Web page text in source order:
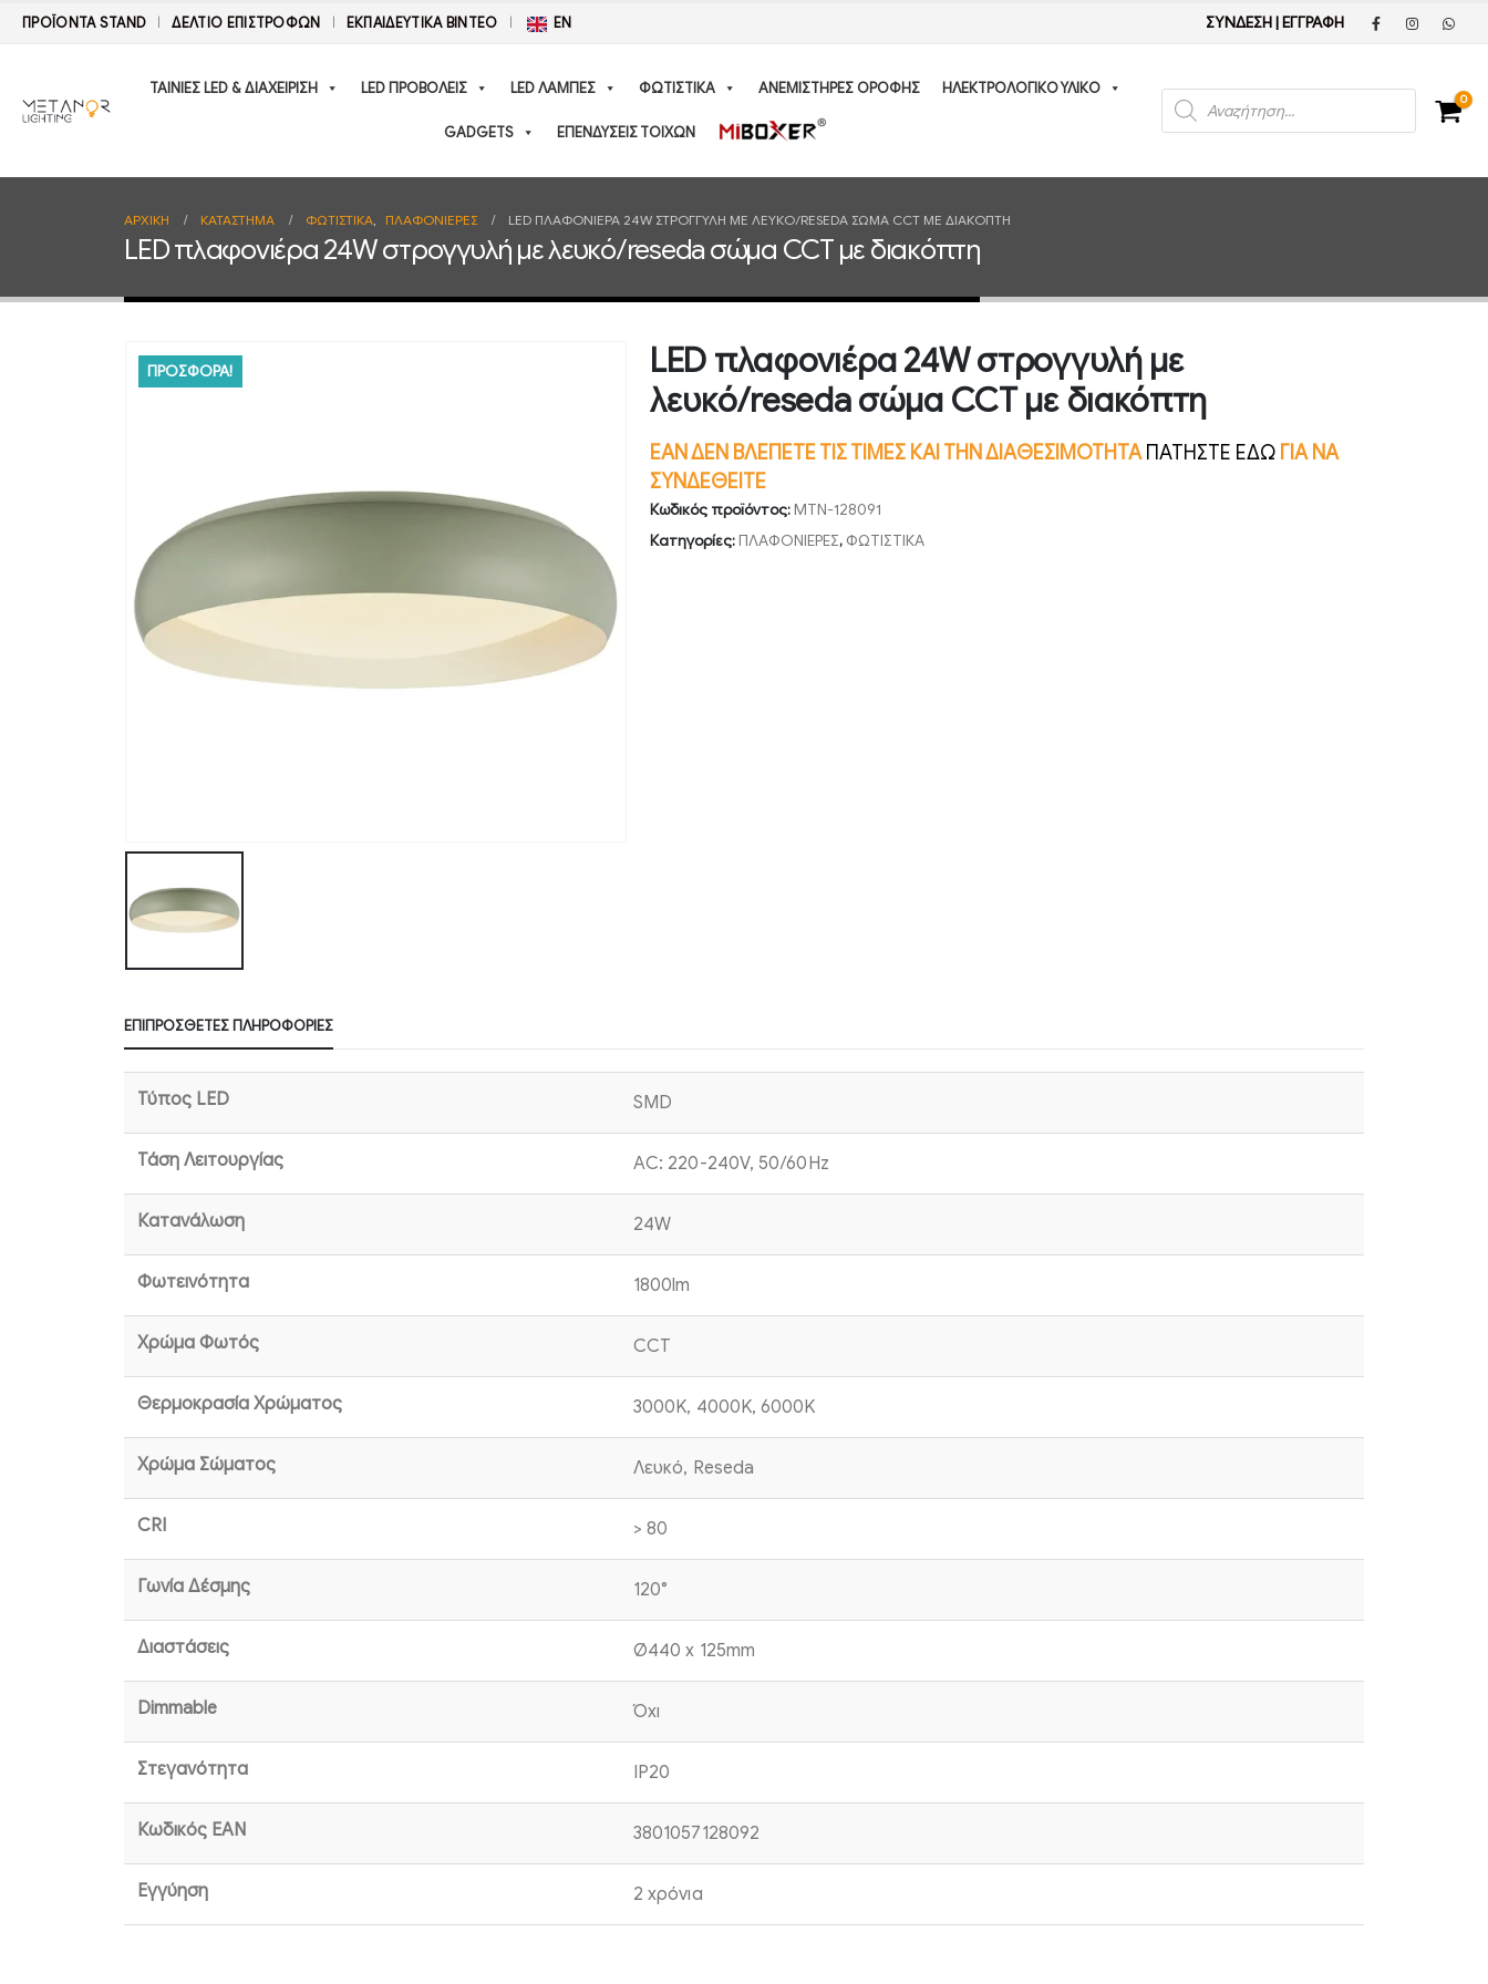
ΠΡΟΪΟΝΤΑ STAND ΔΕΛΤΊΟ ΕΠΙΣΤΡΟΦΏΝ ΕΚΠΑΙΔΕΥΤΙΚΑ ΒΙΝΤΕΟ EN ΣΥΝΔΕΣΗ| ΕΓΓΡΑΦΗ
ΤΑΙΝΙΕΣ LED & ΔΙΑΧΕΙΡΙΣΗ LED ΠΡΟΒΟΛΕΙΣ LED ΛΑΜΠΕΣ ΦΩΤΙΣΤΙΚΑ ΑΝΕΜΙΣΤΗΡΕΣ ΟΡΟΦΗΣ ΗΛΕΚΤΡΟΛΟΓΙΚΟ ΥΛΙΚΟ
GADGETS ΕΠΕΝΔΥΣΕΙΣ ΤΟΙΧΩΝ
Products
search
0
ΑΡΧΙΚΉ ΚΑΤΆΣΤΗΜΑ ΦΩΤΙΣΤΙΚΑ, ΠΛΑΦΟΝΙΕΡΕΣ LED ΠΛΑΦΟΝΙΈΡΑ 24W ΣΤΡΟΓΓΥΛΉ ΜΕ ΛΕΥΚΌ/RESEDA ΣΏΜΑ CCT ΜΕ ΔΙΑΚΌΠΤΗ
LED πλαφονιέρα 24W στρογγυλή με λευκό/reseda σώμα CCT με διακόπτη
ΠΡΟΣΦΟΡΑ!
LED πλαφονιέρα 24W στρογγυλή με
λευκό/reseda σώμα CCT με διακόπτη
ΕΑΝ ΔΕΝ ΒΛΕΠΕΤΕ ΤΙΣ ΤΙΜΕΣ ΚΑΙ ΤΗΝ ΔΙΑΘΕΣΙΜΟΤΗΤΑΠΑΤΗΣΤΕ ΕΔΩ ΓΙΑ ΝΑ
ΣΥΝΔΕΘΕΙΤΕ
Κωδικός προϊόντος:MTN-128091
Κατηγορίες:ΠΛΑΦΟΝΙΕΡΕΣ, ΦΩΤΙΣΤΙΚΑ
ΕΠΙΠΡΌΣΘΕΤΕΣ ΠΛΗΡΟΦΟΡΊΕΣ
Τύπος LED SMD
Τάση Λειτουργίας AC: 220-240V, 50/60Hz
Κατανάλωση 24W
Φωτεινότητα 1800lm
Χρώμα Φωτός CCT
Θερμοκρασία Χρώματος 3000K, 4000K, 6000K
Χρώμα Σώματος Λευκό, Reseda
CRI > 80
Γωνία Δέσμης 120°
Διαστάσεις Ø440 x 125mm
Dimmable Όχι
Στεγανότητα IP20
Κωδικός EAN 3801057128092
Εγγύηση 2 χρόνια